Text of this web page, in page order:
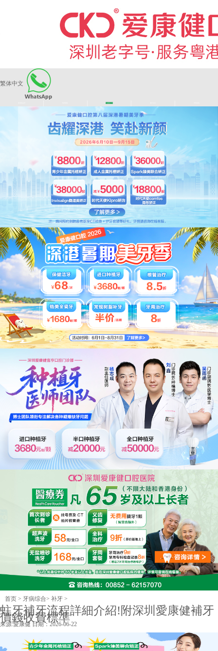
繁体中文
长者医疗券
首页 > 牙病综合> 补牙 >
蛀牙補牙流程詳細介紹!附深圳愛康健補牙
價錢收費標準
来源:愛康健 日期：2026-06-22